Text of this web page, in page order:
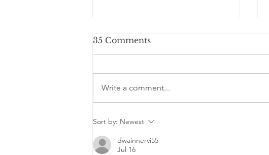
Physios for ME celebrate
our seventh anniversary
35 Comments
Write a comment...
Sort by: Newest
dwainnervi55
Jul 16